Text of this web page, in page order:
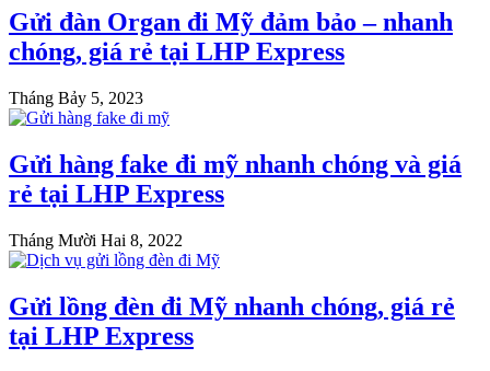
Gửi đàn Organ đi Mỹ đảm bảo – nhanh
chóng, giá rẻ tại LHP Express
Tháng Bảy 5, 2023
Gửi hàng fake đi mỹ nhanh chóng và giá
rẻ tại LHP Express
Tháng Mười Hai 8, 2022
Gửi lồng đèn đi Mỹ nhanh chóng, giá rẻ
tại LHP Express